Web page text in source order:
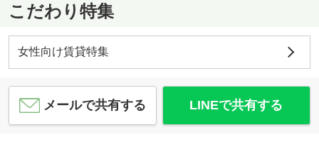
こだわり特集
女性向け賃貸特集
メールで共有する LINEで共有する